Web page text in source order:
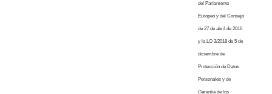
del Parlamento
Europeo y del Consejo
de 27 de abril de 2016
y la LO 3/2018 de 5 de
diciembre de
Protección de Datos
Personales y de
Garantía de los